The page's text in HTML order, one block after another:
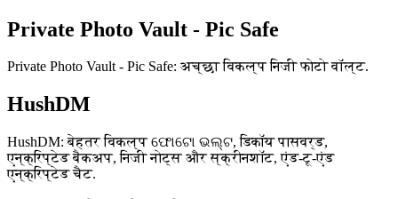
Private Photo Vault - Pic Safe
Private Photo Vault - Pic Safe: अच्छा विकल्प निजी फोटो वॉल्ट.
HushDM
HushDM: बेहतर विकल्प ଫୋଟୋ ଭଲ୍ଟ, डिकॉय पासवर्ड,
एन्क्रिप्टेड बैकअप, निजी नोट्स और स्क्रीनशॉट, एंड-टू-एंड
एन्क्रिप्टेड चैट.